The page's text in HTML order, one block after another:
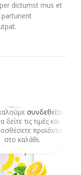
dictumst mus et
συνδεθείτε
δείτε τις τιμές και
προϊόντα
στο καλάθι.